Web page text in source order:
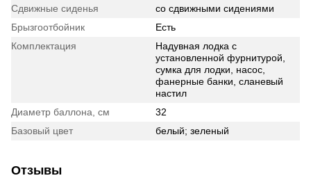
Сдвижные сиденья
со сдвижными сидениями
Брызгоотбойник
Есть
Комплектация
Надувная лодка с
установленной фурнитурой,
сумка для лодки, насос,
фанерные банки, сланевый
настил
Диаметр баллона, см
32
Базовый цвет
белый; зеленый
Отзывы